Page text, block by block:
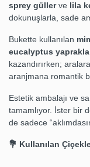
sprey güllerve lila
dokunuşlarla, sade
Bukette kullanılan
eucalyptus
kazandırırken;
aranjmana romantik
Estetik ambalajı ve
tamamlıyor. İster bir
de sadece
💐 Kullanılan